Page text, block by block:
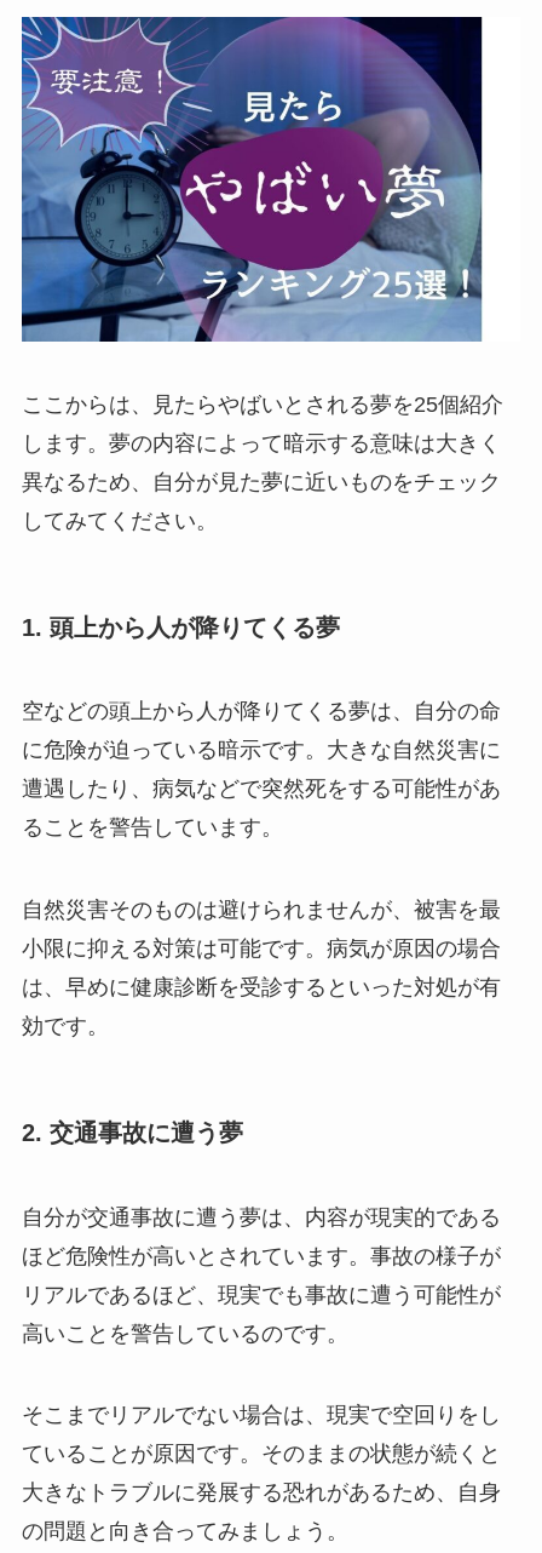
ここからは、見たらやばいとされる夢を25個紹介
します。夢の内容によって暗示する意味は大きく
異なるため、自分が見た夢に近いものをチェック
してみてください。
1. 頭上から人が降りてくる夢
空などの頭上から人が降りてくる夢は、自分の命
に危険が迫っている暗示です。大きな自然災害に
遭遇したり、病気などで突然死をする可能性があ
ることを警告しています。
自然災害そのものは避けられませんが、被害を最
小限に抑える対策は可能です。病気が原因の場合
は、早めに健康診断を受診するといった対処が有
効です。
2. 交通事故に遭う夢
自分が交通事故に遭う夢は、内容が現実的である
ほど危険性が高いとされています。事故の様子が
リアルであるほど、現実でも事故に遭う可能性が
高いことを警告しているのです。
そこまでリアルでない場合は、現実で空回りをし
ていることが原因です。そのままの状態が続くと
大きなトラブルに発展する恐れがあるため、自身
の問題と向き合ってみましょう。